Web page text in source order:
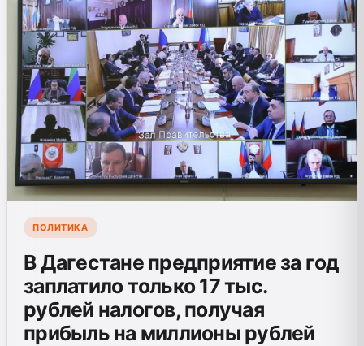
ПОЛИТИКА
В Дагестане предприятие за год
заплатило только 17 тыс.
рублей налогов, получая
прибыль на миллионы рублей